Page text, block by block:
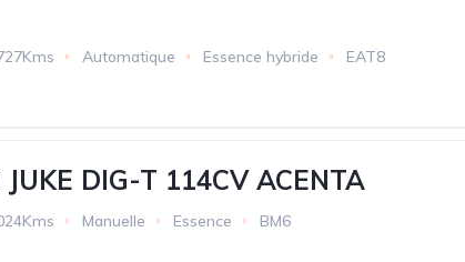
Automatique Essence hybride EAT8
JUKE DIG-T 114CV ACENTA
Manuelle Essence BM6